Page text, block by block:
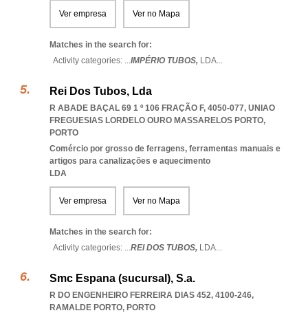
Ver empresa Ver no Mapa
Matches in the search for:
Activity categories: ...IMPÉRIO TUBOS, LDA...
Rei Dos Tubos, Lda
R ABADE BAÇAL 69 1 º 106 FRAÇÃO F, 4050-077, UNIAO
FREGUESIAS LORDELO OURO MASSARELOS PORTO,
PORTO
Comércio por grosso de ferragens, ferramentas manuais e
artigos para canalizações e aquecimento
LDA
Ver empresa Ver no Mapa
Matches in the search for:
Activity categories: ...REI DOS TUBOS, LDA...
Smc Espana (sucursal), S.a.
R DO ENGENHEIRO FERREIRA DIAS 452, 4100-246,
RAMALDE PORTO, PORTO